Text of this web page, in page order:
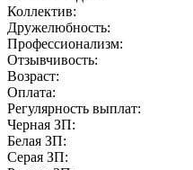
Коллектив:
Дружелюбность:
Профессионализм:
Отзывчивость:
Возраст:
Оплата:
Регулярность выплат:
Черная ЗП:
Белая ЗП:
Серая ЗП: